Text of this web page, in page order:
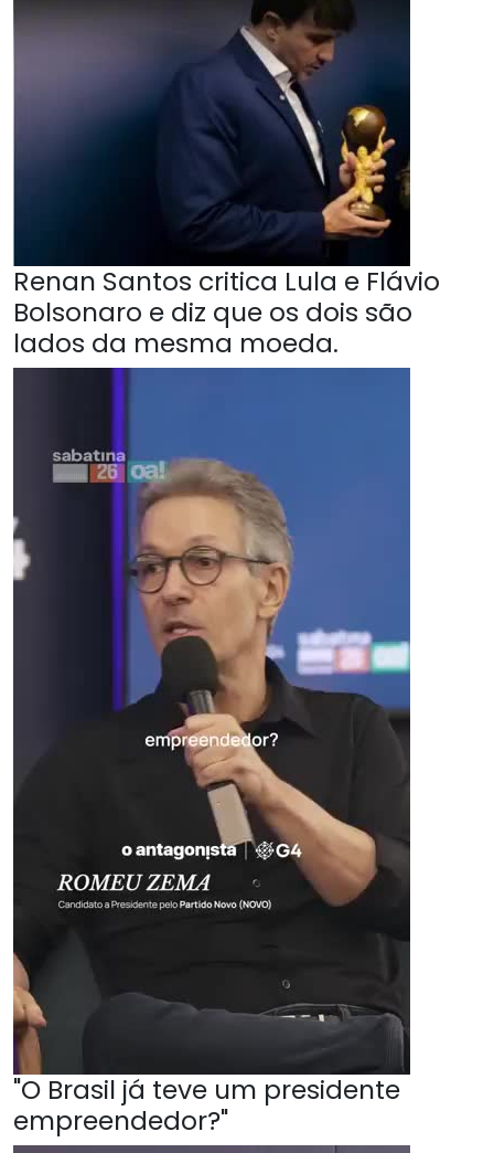
Renan Santos critica Lula e Flávio
Bolsonaro e diz que os dois são
lados da mesma moeda.
"O Brasil já teve um presidente
empreendedor?"